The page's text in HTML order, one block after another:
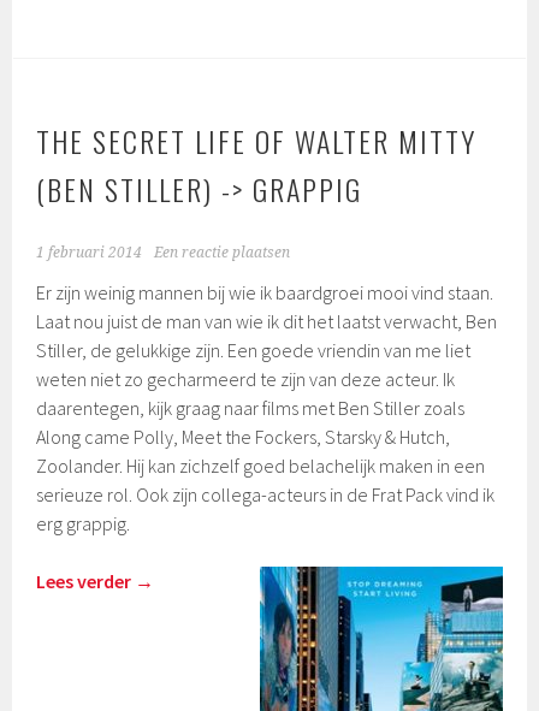
THE SECRET LIFE OF WALTER MITTY
(BEN STILLER) -> GRAPPIG
1 februari 2014 Een reactie plaatsen
Er zijn weinig mannen bij wie ik baardgroei mooi vind staan.
Laat nou juist de man van wie ik dit het laatst verwacht, Ben
Stiller, de gelukkige zijn. Een goede vriendin van me liet
weten niet zo gecharmeerd te zijn van deze acteur. Ik
daarentegen, kijk graag naar films met Ben Stiller zoals
Along came Polly, Meet the Fockers, Starsky & Hutch,
Zoolander. Hij kan zichzelf goed belachelijk maken in een
serieuze rol. Ook zijn collega-acteurs in de Frat Pack vind ik
erg grappig.
Lees verder →